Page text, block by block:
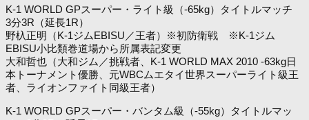
K-1 WORLD GPスーパー・ライト級（-65kg）タイトルマッチ
3分3R（延長1R）
野杁正明（K-1ジムEBISU／王者）※初防衛戦 ※K-1ジム
EBISU小比類巻道場から所属表記変更
大和哲也（大和ジム／挑戦者、K-1 WORLD MAX 2010 -63kg日
本トーナメント優勝、元WBCムエタイ世界スーパーライト級王
者、ライオンファイト同級王者）
K-1 WORLD GPスーパー・バンタム級（-55kg）タイトルマッ